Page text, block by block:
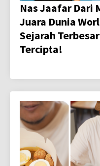
Nas Jaafar Dari
Juara Dunia
Sejarah
Tercipta!